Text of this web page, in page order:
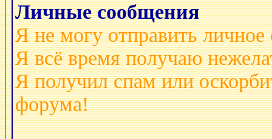
Личные сообщения
Я не могу отправить
Я всё время получаю
Я получил спам или
форума!